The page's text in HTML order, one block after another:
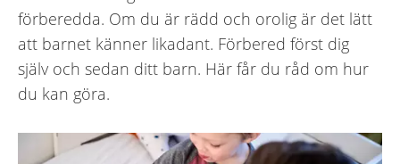
förberedda. Om du är rädd och orolig är det lätt
att barnet känner likadant. Förbered först dig
själv och sedan ditt barn. Här får du råd om hur
du kan göra.